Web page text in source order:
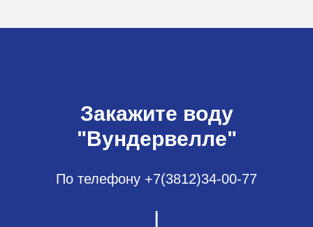
Закажите воду
"Вундервелле"
По телефону +7(3812)34-00-77